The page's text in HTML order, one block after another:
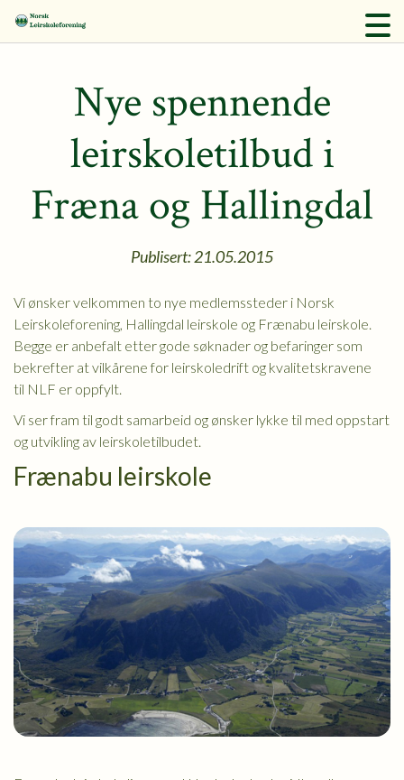
Nye spennende
leirskoletilbud i
Fræna og Hallingdal
Publisert: 21.05.2015
Vi ønsker velkommen to nye medlemssteder i Norsk
Leirskoleforening, Hallingdal leirskole og Frænabu leirskole.
Begge er anbefalt etter gode søknader og befaringer som
bekrefter at vilkårene for leirskoledrift og kvalitetskravene
til NLF er oppfylt.
Vi ser fram til godt samarbeid og ønsker lykke til med oppstart
og utvikling av leirskoletilbudet.
Frænabu leirskole